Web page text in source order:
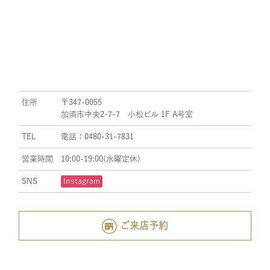
住所
〒347-0055
加須市中央2-7-7 小松ビル 1F A号室
TEL 電話：0480-31-7831
営業時間 10:00-19:00(水曜定休)
SNS Instagram
ご来店予約